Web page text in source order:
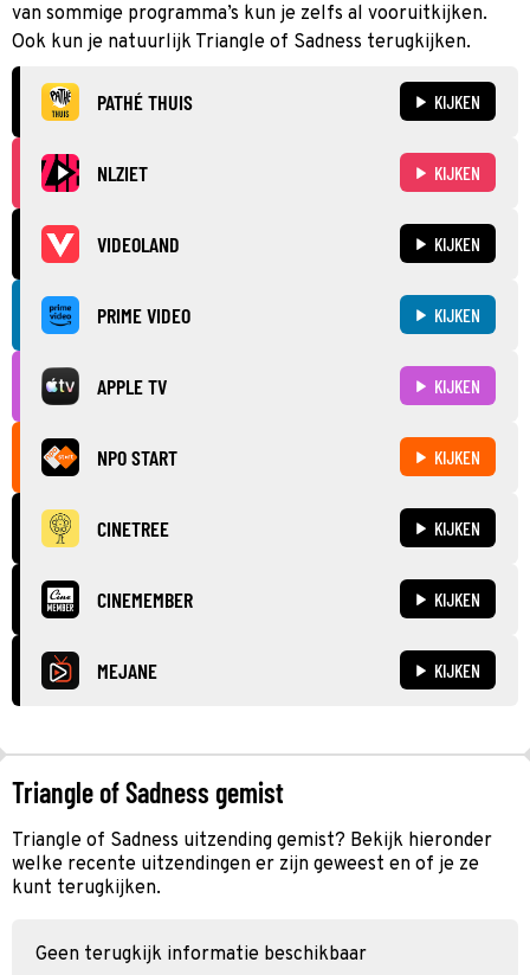
van sommige programma’s kun je zelfs al vooruitkijken.
Ook kun je natuurlijk Triangle of Sadness terugkijken.
PATHÉ THUIS KIJKEN
NLZIET KIJKEN
VIDEOLAND KIJKEN
PRIME VIDEO KIJKEN
APPLE TV KIJKEN
NPO START KIJKEN
CINETREE KIJKEN
CINEMEMBER KIJKEN
MEJANE KIJKEN
Triangle of Sadness gemist
Triangle of Sadness uitzending gemist? Bekijk hieronder
welke recente uitzendingen er zijn geweest en of je ze
kunt terugkijken.
Geen terugkijk informatie beschikbaar